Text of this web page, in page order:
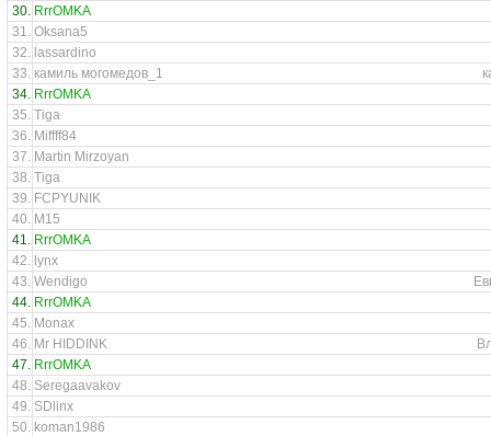
30. RrrOMKA
31. Oksana5
32. lassardino
33. камиль могомедов_1
34. RrrOMKA
35. Tiga
36. Miffff84
37. Martin Mirzoyan
38. Tiga
39. FCPYUNIK
40. M15
41. RrrOMKA
42. lynx
43. Wendigo
44. RrrOMKA
45. Monax
46. Mr HIDDINK
47. RrrOMKA
48. Seregaavakov
49. SDlinx
50. koman1986